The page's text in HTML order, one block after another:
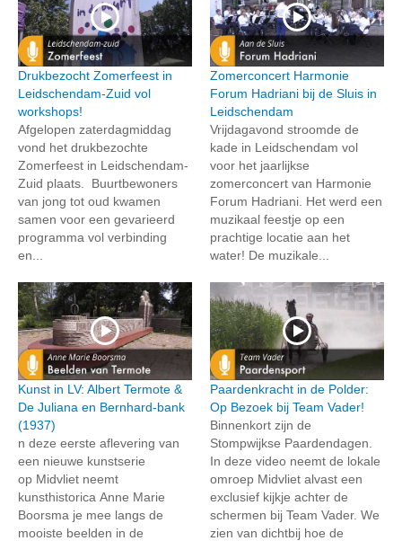
Drukbezocht Zomerfeest in
Leidschendam-Zuid vol
workshops!
Afgelopen zaterdagmiddag
vond het drukbezochte
Zomerfeest in Leidschendam-
Zuid plaats. Buurtbewoners
van jong tot oud kwamen
samen voor een gevarieerd
programma vol verbinding
en...
Zomerconcert Harmonie
Forum Hadriani bij de Sluis in
Leidschendam
Vrijdagavond stroomde de
kade in Leidschendam vol
voor het jaarlijkse
zomerconcert van Harmonie
Forum Hadriani. Het werd een
muzikaal feestje op een
prachtige locatie aan het
water! De muzikale...
Kunst in LV: Albert Termote &
De Juliana en Bernhard-bank
(1937)
n deze eerste aflevering van
een nieuwe kunstserie
op Midvliet neemt
kunsthistorica Anne Marie
Boorsma je mee langs de
mooiste beelden in de
Paardenkracht in de Polder:
Op Bezoek bij Team Vader!
Binnenkort zijn de
Stompwijkse Paardendagen.
In deze video neemt de lokale
omroep Midvliet alvast een
exclusief kijkje achter de
schermen bij Team Vader. We
zien van dichtbij hoe de